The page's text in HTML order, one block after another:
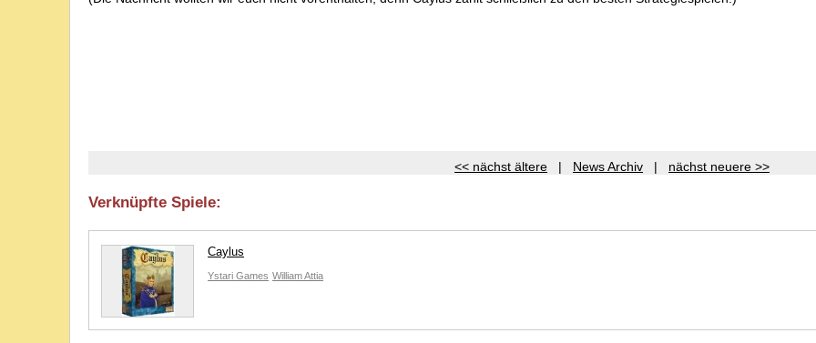
<< nächst ältere | News Archiv | nächst neuere >>
Verknüpfte Spiele:
Caylus
Ystari Games William Attia